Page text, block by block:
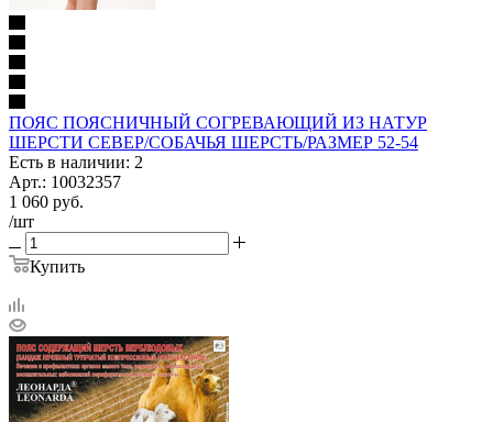
ПОЯС ПОЯСНИЧНЫЙ СОГРЕВАЮЩИЙ ИЗ НАТУР
ШЕРСТИ СЕВЕР/СОБАЧЬЯ ШЕРСТЬ/РАЗМЕР 52-54
Есть в наличии: 2
Арт.: 10032357
1 060 руб.
/шт
Купить